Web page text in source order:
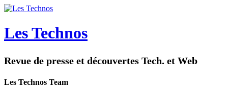
Les Technos
Revue de presse et découvertes Tech. et Web
Les Technos Team